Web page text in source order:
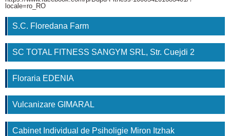
locale=ro_RO
S.C. Floredana Farm
SC TOTAL FITNESS SANGYM SRL, Str. Cuejdi 2
Floraria EDENIA
Vulcanizare GIMARAL
Cabinet Individual de Psiholigie Miron Itzhak